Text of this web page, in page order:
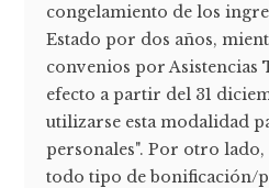
congelamiento de los
Estado por dos años,
convenios por Asistencias
efecto a partir del 31
utilizarse esta modalidad
personales". Por otro
todo tipo de bonificación/